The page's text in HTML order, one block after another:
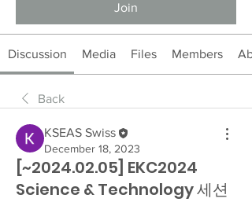
Join
Discussion Media Files Members
Back
KSEAS Swiss
December 18, 2023
[~2024.02.05] EKC2024
Science & Technology 세션